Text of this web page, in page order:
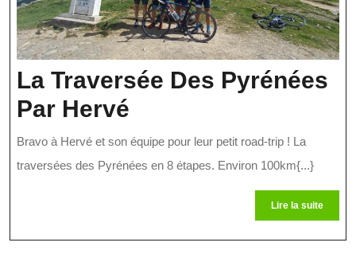
La Traversée Des Pyrénées
Par Hervé
Traversée
Des
Bravo à Hervé et son équipe pour leur petit road-trip ! La
traversées des Pyrénées en 8 étapes. Environ 100km{...}
Lire la suiteLire
la